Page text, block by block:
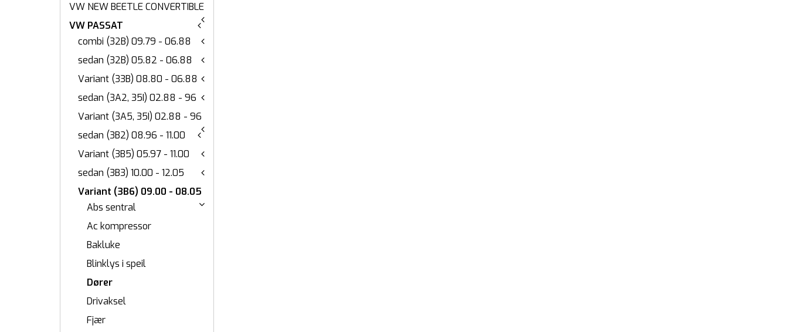
VW NEW BEETLE CONVERTIBLE
VW PASSAT
combi (32B) 09.79 - 06.88
sedan (32B) 05.82 - 06.88
Variant (33B) 08.80 - 06.88
sedan (3A2, 35I) 02.88 - 96
Variant (3A5, 35I) 02.88 - 96
sedan (3B2) 08.96 - 11.00
Variant (3B5) 05.97 - 11.00
sedan (3B3) 10.00 - 12.05
Variant (3B6) 09.00 - 08.05
Abs sentral
Ac kompressor
Bakluke
Blinklys i speil
Dører
Drivaksel
Fjær